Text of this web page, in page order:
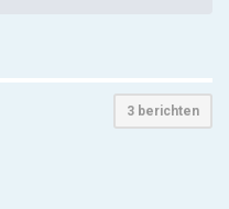
3 berichten